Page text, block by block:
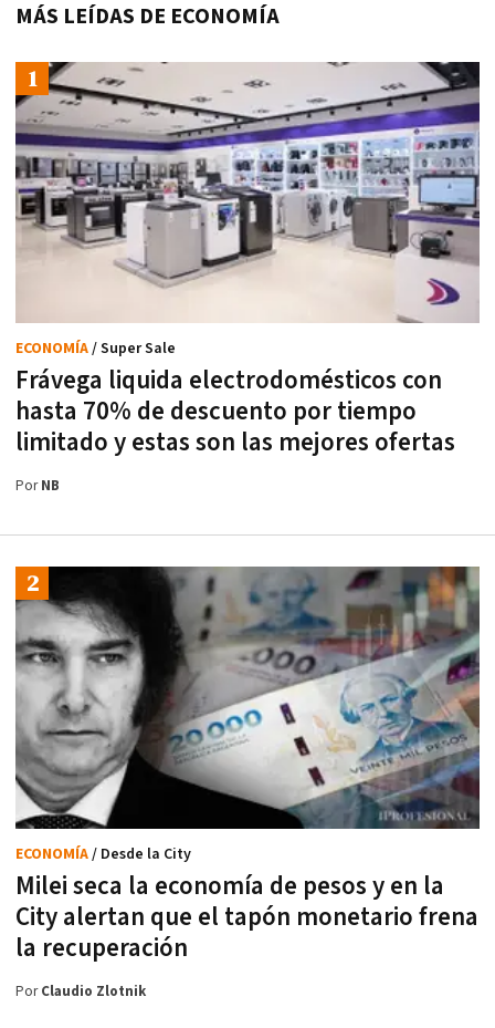
MÁS LEÍDAS DE ECONOMÍA
Frávega liquida electrodomésticos con
hasta 70% de descuento por tiempo
limitado y estas son las mejores ofertas
ECONOMÍA/ Super Sale
PorNB
Milei seca la economía de pesos y en la
City alertan que el tapón monetario frena
la recuperación
ECONOMÍA/ Desde la City
PorClaudio Zlotnik